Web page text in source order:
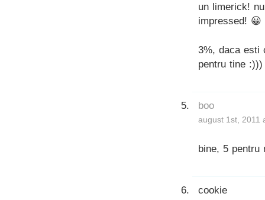
un limerick!
impressed! 😀
3%, daca esti
pentru tine :)))
boo
august 1st, 2011
bine, 5 pentru
cookie